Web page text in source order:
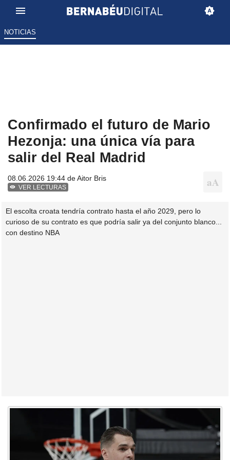
NOTICIAS
Confirmado el futuro de Mario
Hezonja: una única vía para
salir del Real Madrid
08.06.2026 19:44 deAitor Bris
VER LECTURAS
El escolta croata tendría contrato hasta el año 2029, pero lo
curioso de su contrato es que podría salir ya del conjunto blanco...
con destino NBA